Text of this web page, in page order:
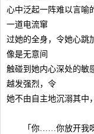
心中泛起一阵难以言喻
一道电流窜
过她的全身，令她心跳
像是无意间
触碰到她内心深处的
越发强烈，令
她不由自主地沉溺其中
「你……你放开我呀